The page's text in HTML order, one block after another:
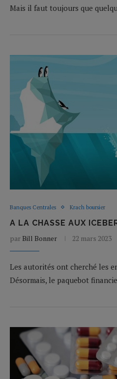
Mais il faut toujours que
Banques Centrales Krach boursier
A LA CHASSE AUX
par Bill Bonner 22 mars 2023
Les autorités ont cherché les
Désormais, le paquebot